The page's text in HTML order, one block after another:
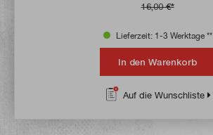
16,00 €*
Lieferzeit: 1-3 Werktage **
In den Warenkorb
Auf die Wunschliste